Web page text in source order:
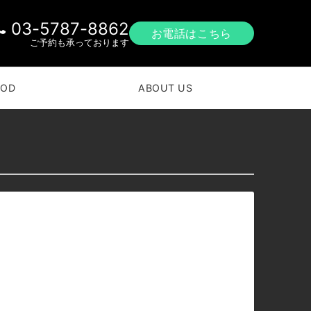
03-5787-8862
ご予約も承っております
お電話はこちら
ABOUT US